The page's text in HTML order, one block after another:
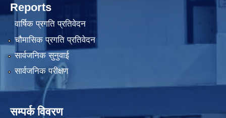
Reports
वार्षिक प्रगति प्रतिवेदन
चौमासिक प्रगति प्रतिवेदन
सार्वजनिक सुनुवाई
सार्वजनिक परीक्षण
सम्पर्क विवरण